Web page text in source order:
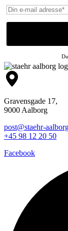
Gravensgade 17,
9000 Aalborg
post@staehr-
+45 98 12 20 50
Facebook